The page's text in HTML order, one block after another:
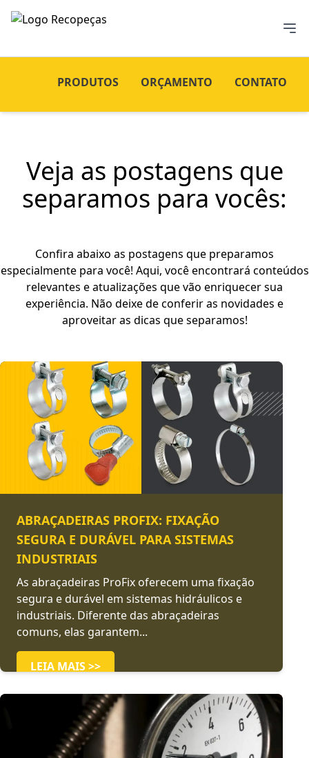
PRODUTOS ORÇAMENTO CONTATO
Veja as postagens que
separamos para vocês:
Confira abaixo as postagens que preparamos
especialmente para você! Aqui, você encontrará conteúdos
relevantes e atualizações que vão enriquecer sua
experiência. Não deixe de conferir as novidades e
aproveitar as dicas que separamos!
ABRAÇADEIRAS PROFIX: FIXAÇÃO
SEGURA E DURÁVEL PARA SISTEMAS
INDUSTRIAIS
As abraçadeiras ProFix oferecem uma fixação
segura e durável em sistemas hidráulicos e
industriais. Diferente das abraçadeiras
comuns, elas garantem...
LEIA MAIS >>